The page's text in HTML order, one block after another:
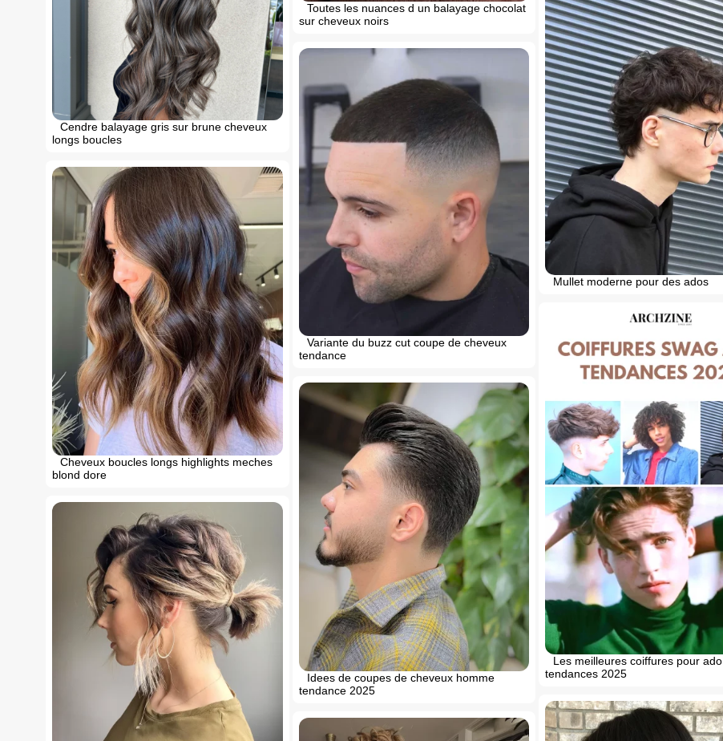
Toutes les nuances d un balayage chocolat
sur cheveux noirs
Cendre balayage gris sur brune cheveux
longs boucles
Mullet moderne pour des ados
Variante du buzz cut coupe de cheveux
tendance
Cheveux boucles longs highlights meches
blond dore
Les meilleures coiffures pour ado
tendances 2025
Idees de coupes de cheveux homme
tendance 2025